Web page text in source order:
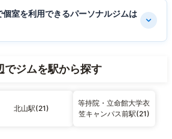
室を利用できるパーソナルジムは
でジムを駅から探す
北山駅(21)
等持院・立命館大学衣
笠キャンパス前駅(21)